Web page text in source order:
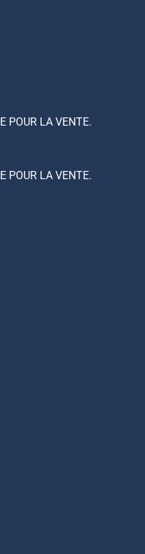
POUR LA VENTE.
POUR LA VENTE.